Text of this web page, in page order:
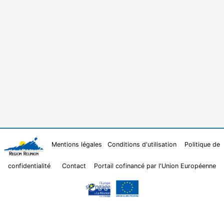
Mentions légales Conditions d'utilisation Politique de
confidentialité Contact Portail cofinancé par l'Union Européenne